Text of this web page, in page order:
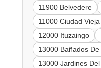
11900 Belvedere
11000 Ciudad Vieja
12000 Ituzaingo
13000 Bañados
13000 Jardines